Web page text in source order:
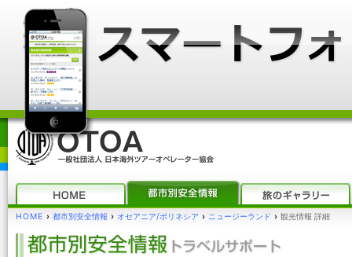
HOME › 都市別安全情報 › オセアニア/ポリネシア › ニュージーランド › 観光情報 詳細